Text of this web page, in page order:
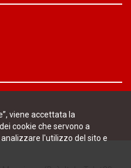
viene accettata la
cookie che servono a
l'utilizzo del sito e